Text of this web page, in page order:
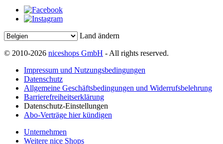
Land ändern
© 2010-2026 niceshops GmbH - All rights reserved.
Impressum und Nutzungsbedingungen
Datenschutz
Allgemeine Geschäftsbedingungen und Widerrufsbelehrung
Barrierefreiheitserklärung
Datenschutz-Einstellungen
Abo-Verträge hier kündigen
Unternehmen
Weitere nice Shops